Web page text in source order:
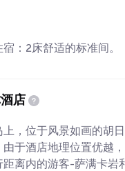
：2床舒适的标准间。
店
，位于风景如画的胡
于酒店地理位置优越
距离内的游客-萨满卡岩